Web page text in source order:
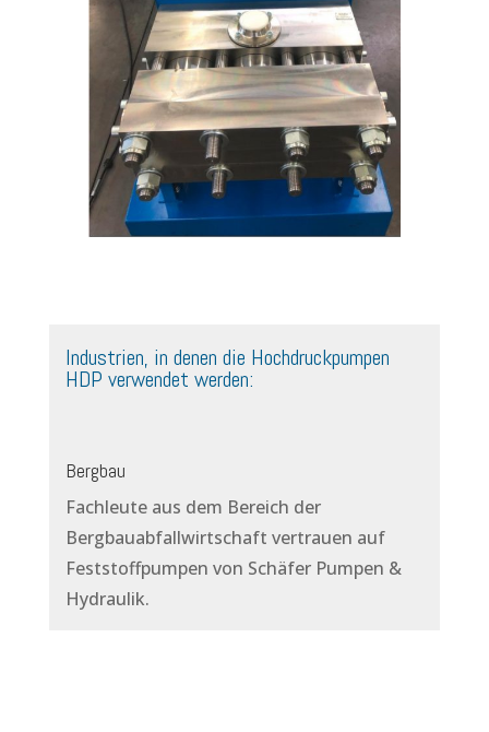
Industrien, in denen die Hochdruckpumpen
HDP verwendet werden:
Bergbau
Fachleute aus dem Bereich der
Bergbauabfallwirtschaft vertrauen auf
Feststoffpumpen von Schäfer Pumpen &
Hydraulik.